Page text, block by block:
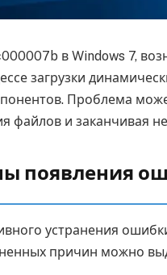
в Windows 7,
загрузки
Проблема
файлов и заканчивая
появления
устранения
причин можно